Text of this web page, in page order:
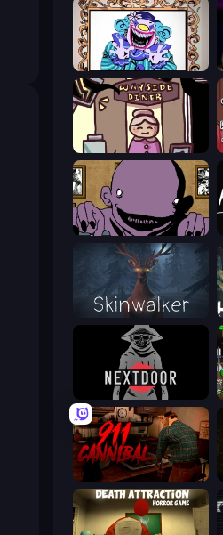
Exhibit of Sorrows
Diner in the Storm
The Owner Is Dead
Skinwalker
NextDoor
911: Cannibal